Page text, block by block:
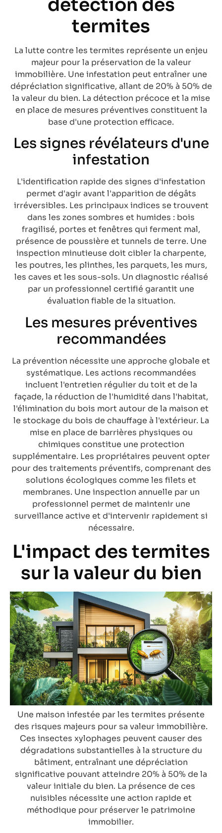
détection des
termites
La lutte contre les termites représente un enjeu
majeur pour la préservation de la valeur
immobilière. Une infestation peut entraîner une
dépréciation significative, allant de 20% à 50% de
la valeur du bien. La détection précoce et la mise
en place de mesures préventives constituent la
base d'une protection efficace.
Les signes révélateurs d'une
infestation
L'identification rapide des signes d'infestation
permet d'agir avant l'apparition de dégâts
irréversibles. Les principaux indices se trouvent
dans les zones sombres et humides : bois
fragilisé, portes et fenêtres qui ferment mal,
présence de poussière et tunnels de terre. Une
inspection minutieuse doit cibler la charpente,
les poutres, les plinthes, les parquets, les murs,
les caves et les sous-sols. Un diagnostic réalisé
par un professionnel certifié garantit une
évaluation fiable de la situation.
Les mesures préventives
recommandées
La prévention nécessite une approche globale et
systématique. Les actions recommandées
incluent l'entretien régulier du toit et de la
façade, la réduction de l'humidité dans l'habitat,
l'élimination du bois mort autour de la maison et
le stockage du bois de chauffage à l'extérieur. La
mise en place de barrières physiques ou
chimiques constitue une protection
supplémentaire. Les propriétaires peuvent opter
pour des traitements préventifs, comprenant des
solutions écologiques comme les filets et
membranes. Une inspection annuelle par un
professionnel permet de maintenir une
surveillance active et d'intervenir rapidement si
nécessaire.
L'impact des termites
sur la valeur du bien
Une maison infestée par les termites présente
des risques majeurs pour sa valeur immobilière.
Ces insectes xylophages peuvent causer des
dégradations substantielles à la structure du
bâtiment, entraînant une dépréciation
significative pouvant atteindre 20% à 50% de la
valeur initiale du bien. La présence de ces
nuisibles nécessite une action rapide et
méthodique pour préserver le patrimoine
immobilier.